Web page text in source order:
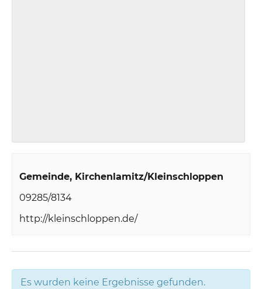
Gemeinde Kirchenlamitz/Kleinschloppen
09285/8134
http://kleinschloppen.de/
Es wurden keine Ergebnisse gefunden.